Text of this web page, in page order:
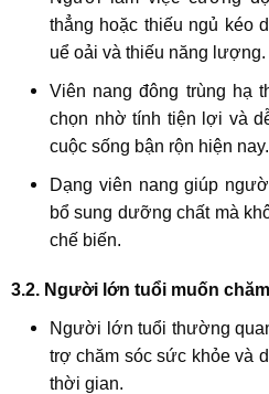
thẳng hoặc thiếu ngủ kéo
uể oải và thiếu năng lượng.
Viên nang đông trùng hạ
chọn nhờ tính tiện lợi và
cuộc sống bận rộn hiện nay.
Dạng viên nang giúp
bổ sung dưỡng chất mà
chế biến.
3.2. Người lớn tuổi muốn
Người lớn tuổi thường
trợ chăm sóc sức khỏe và
thời gian.